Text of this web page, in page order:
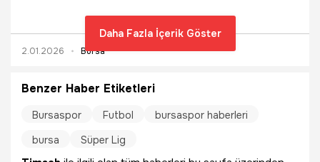
2.01.2026 Bursa
Daha Fazla İçerik Göster
Benzer Haber Etiketleri
Bursaspor Futbol
bursaspor haberleri
bursa
Süper Lig